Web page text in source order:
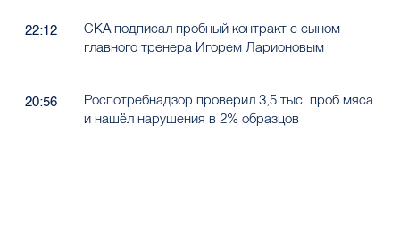
22:12
СКА подписал пробный контракт с сыном
главного тренера Игорем Ларионовым
20:56
Роспотребнадзор проверил 3,5 тыс. проб мяса
и нашёл нарушения в 2% образцов